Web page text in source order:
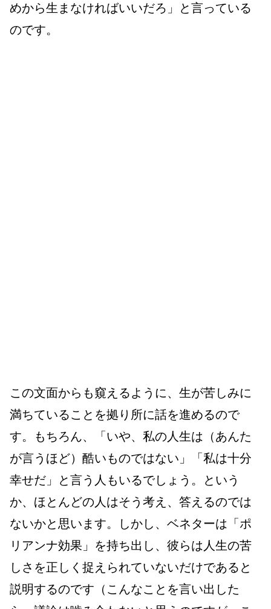
めから生まなければいいだろ」と言っている
のです。
この文面からも窺えるように、生が苦しみに
満ちていることを拠り所に話を進めるので
す。もちろん、「いや、私の人生は（あんた
が言うほど）酷いものではない」「私は十分
幸せだ」と言う人もいるでしょう。という
か、ほとんどの人はそう考え、答えるのでは
ないかと思います。しかし、ベネターは「ポ
リアンナ効果」を持ち出し、彼らは人生の苦
しさを正しく捉えられていないだけであると
説明するのです（こんなことを言い出した